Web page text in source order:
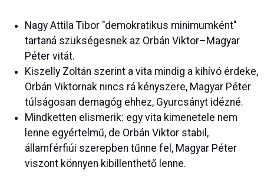
Nagy Attila Tibor "demokratikus minimumként"
tartaná szükségesnek az Orbán Viktor–Magyar
Péter vitát.
Kiszelly Zoltán szerint a vita mindig a kihívó érdeke,
Orbán Viktornak nincs rá kényszere, Magyar Péter
túlságosan demagóg ehhez, Gyurcsányt idézné.
Mindketten elismerik: egy vita kimenetele nem
lenne egyértelmű, de Orbán Viktor stabil,
államférfiúi szerepben tűnne fel, Magyar Péter
viszont könnyen kibillenthető lenne.